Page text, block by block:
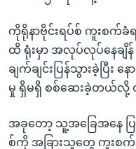
ကိုရိုနာဗိုင်းရပ်စ် ကူးစက်
ထိ ရုံးမှာ အလုပ်လုပ်နေချိ
ချက်ချင်းပြန်သွားခဲ့ပြီ
မှု ရှိမရှိ စစ်ဆေးခဲ့တယ်လို့ ထု
အခုတော့ သူ့အခြေအနေ ပြ
စ်ကို အခြားသူတွေ ကူးစ